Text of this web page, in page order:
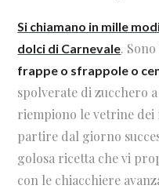
Si chiamano in mille
dolci di Carnevale.
frappe o sfrappole o
spolverate di zucchero
riempiono le vetrine dei
partire dal giorno
golosa ricetta che vi
con le chiacchiere